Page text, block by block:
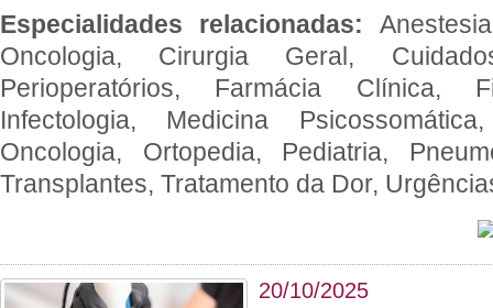
Especialidades relacionadas:
Oncologia, Cirurgia Geral,
Perioperatórios, Farmácia Clínica,
Infectologia, Medicina
Oncologia, Ortopedia, Pediatria,
Transplantes, Tratamento da Dor,
20/10/2025